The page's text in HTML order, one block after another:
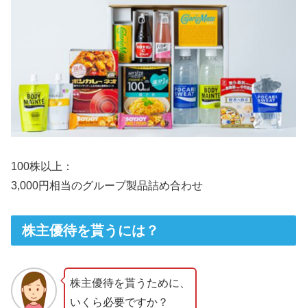
100株以上：
3,000円相当のグループ製品詰め合わせ
株主優待を貰うには？
株主優待を貰うために、
いくら必要ですか？